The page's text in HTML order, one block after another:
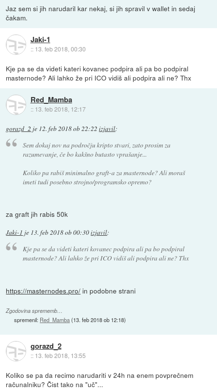
Jaz sem si jih narudaril kar nekaj, si jih spravil v wallet in sedaj
čakam.
Jaki-1
:: 13. feb 2018, 00:30
Kje pa se da videti kateri kovanec podpira ali pa bo podpiral
masternode? Ali lahko že pri ICO vidiš ali podpira ali ne? Thx
Red_Mamba
:: 13. feb 2018, 12:17
gorazd_2 je 12. feb 2018 ob 22:22 izjavil:
Sem dokaj nov na področju kripto stvari, zato prosim za
razumevanje, če bo kakšno butasto vprašanje...
Koliko pa rabiš minimalno graft-a za masternode? Ali moraš
imeti tudi posebno strojno/programsko opremo?
za graft jih rabis 50k
Jaki-1 je 13. feb 2018 ob 00:30izjavil:
Kje pa se da videti kateri kovanec podpira ali pa bo podpiral
masternode? Ali lahko že pri ICO vidiš ali podpira ali ne? Thx
https://masternodes.pro/ in podobne strani
Zgodovina sprememb…
spremenil: Red_Mamba(13. feb 2018 ob 12:18)
gorazd_2
:: 13. feb 2018, 13:55
Koliko se pa da recimo narudariti v 24h na enem povprečnem
računalniku? Čist tako na "uč"...